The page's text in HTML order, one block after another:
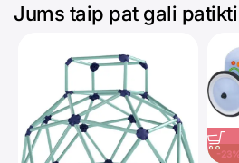
Jums taip pat gali patikti
-23%